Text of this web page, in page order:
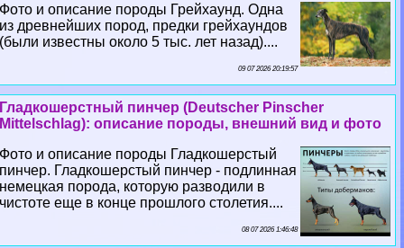
Фото и описание породы Грейхаунд. Одна
из древнейших пород, предки грейхаундов
(были известны около 5 тыс. лет назад)....
09 07 2026 20:19:57
Гладкошерстный пинчер (Deutscher Pinscher
Mittelschlag): описание породы, внешний вид и фото
Фото и описание породы Гладкошерстый
пинчер. Гладкошерстый пинчер - подлинная
немецкая порода, которую разводили в
чистоте еще в конце прошлого столетия....
08 07 2026 1:46:48